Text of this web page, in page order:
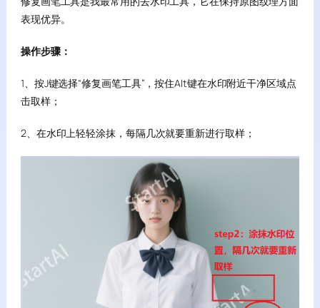
表现优异。
操作步骤：
1、按J键选择“修复画笔工具”，按住Alt键在水印附近干净区域点
击取样；
2、在水印上轻轻涂抹，每隔几次就要重新进行取样；